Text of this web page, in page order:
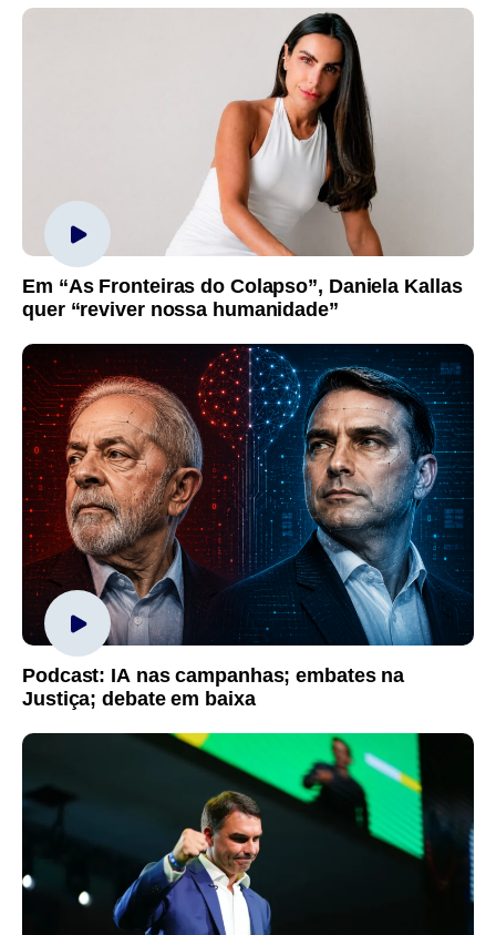
Em “As Fronteiras do Colapso”, Daniela Kallas
quer “reviver nossa humanidade”
Podcast: IA nas campanhas; embates na
Justiça; debate em baixa